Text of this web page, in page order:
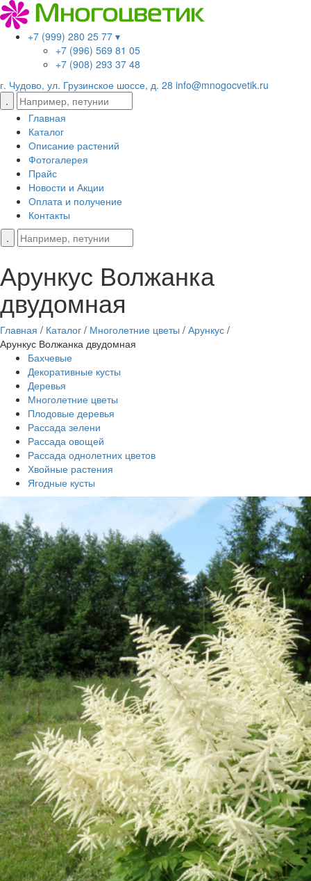
+7 (999) 280 25 77 ▾
+7 (996) 569 81 05
+7 (908) 293 37 48
г. Чудово, ул. Грузинское шоссе, д. 28 info@mnogocvetik.ru
Главная
Каталог
Описание растений
Фотогалерея
Прайс
Новости и Акции
Оплата и получение
Контакты
Арункус Волжанка
двудомная
Главная / Каталог / Многолетние цветы / Арункус /
Арункус Волжанка двудомная
Бахчевые
Декоративные кусты
Деревья
Многолетние цветы
Плодовые деревья
Рассада зелени
Рассада овощей
Рассада однолетних цветов
Хвойные растения
Ягодные кусты